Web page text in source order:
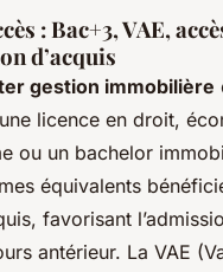
: Bac+3, VAE,
d’acquis
gestion immobilière
licence en droit,
ou un bachelor
équivalents
favorisant
antérieur. La VAE